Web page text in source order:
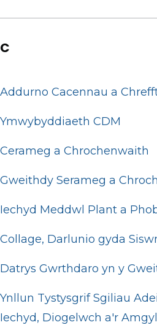
C
Addurno Cacennau a
Ymwybyddiaeth CDM
Cerameg a Chrochenwaith
Gweithdy Serameg a
Iechyd Meddwl Plant a
Collage, Darlunio gyda
Datrys Gwrthdaro yn y
Ynllun Tystysgrif Sgiliau
Iechyd, Diogelwch a'r